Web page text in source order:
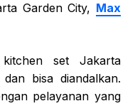
Garden City, Max
kitchen set Jakarta
bisa diandalkan.
pelayanan yang